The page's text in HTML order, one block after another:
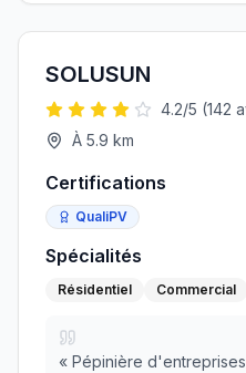
SOLUSUN
4.2/5 (142
À 5.9 km
Certifications
QualiPV
Spécialités
Résidentiel Commercial
« Pépinière